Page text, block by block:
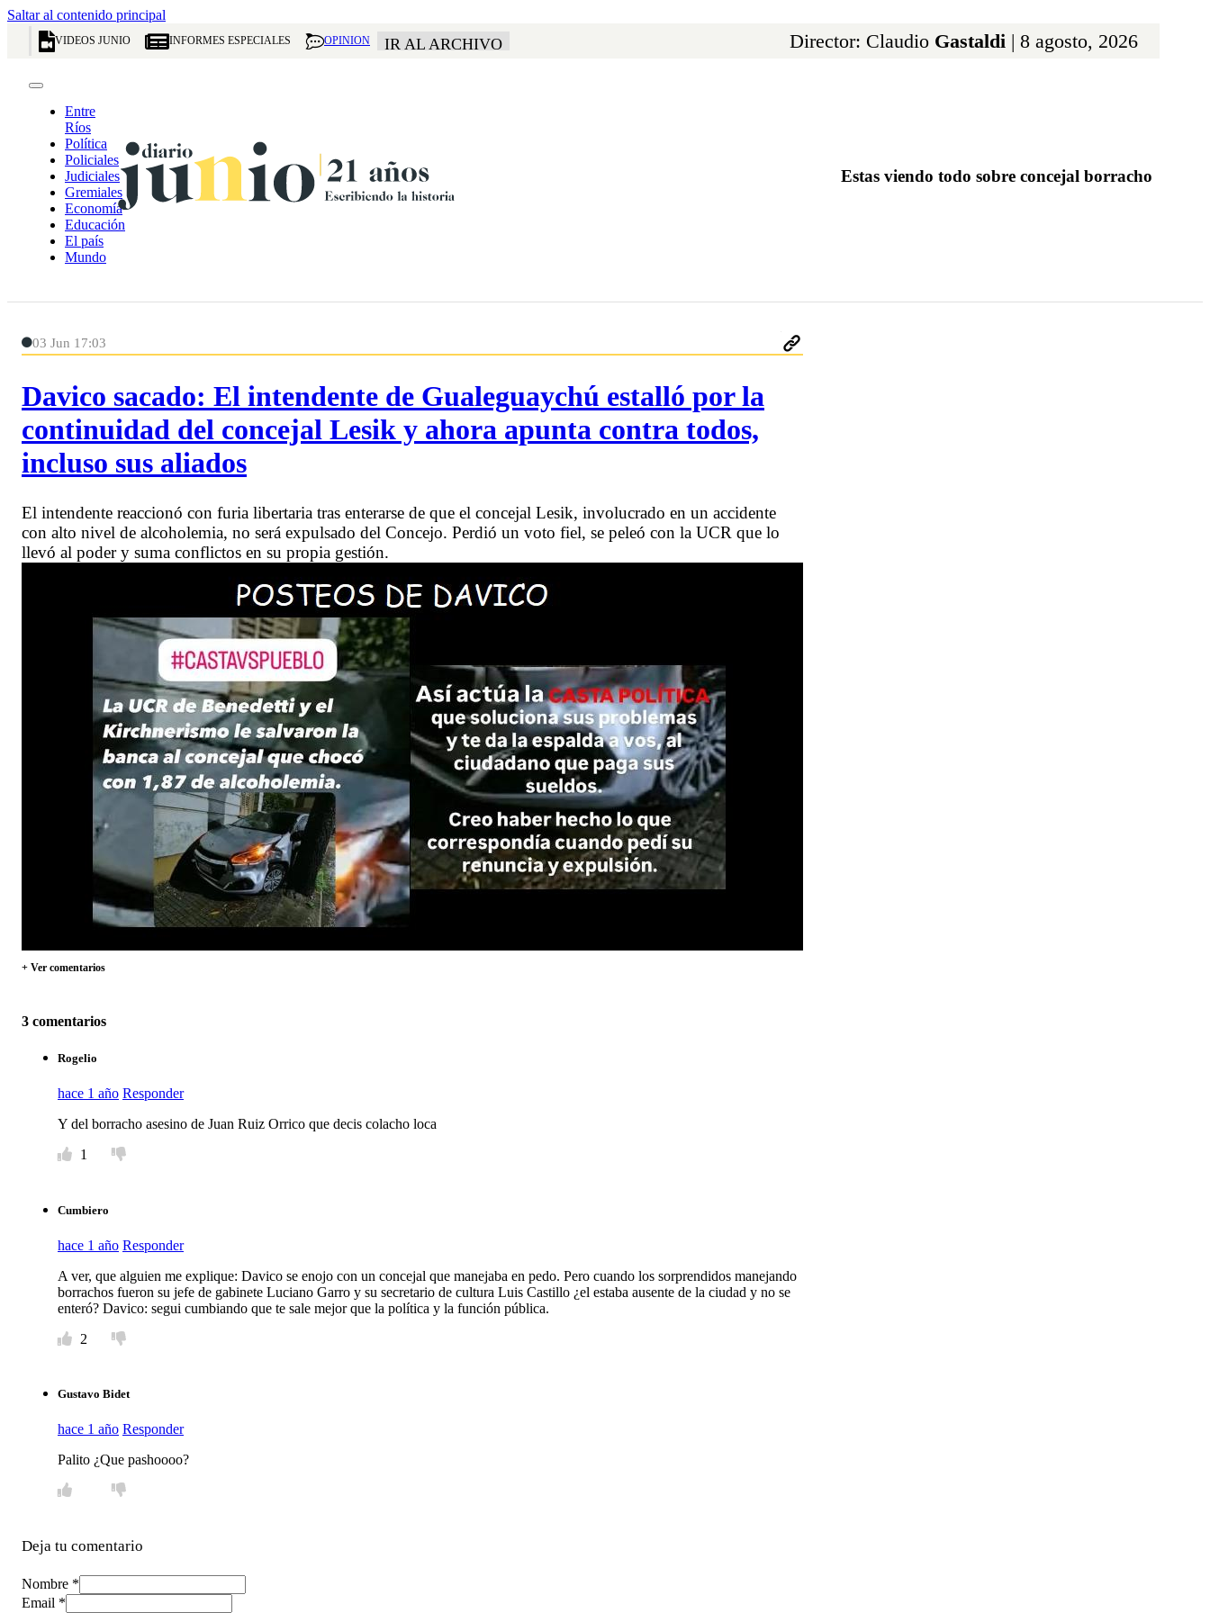
Saltar al contenido principal
VIDEOS JUNIO INFORMES ESPECIALES OPINION IR AL ARCHIVO Director: Claudio Gastaldi | 8 agosto, 2026
Entre
Ríos
Política
Policiales
Judiciales
Gremiales
Economía
Educación
El país
Mundo
Estas viendo todo sobre concejal borracho
03 Jun 17:03
Davico sacado: El intendente de Gualeguaychú estalló por la
continuidad del concejal Lesik y ahora apunta contra todos,
incluso sus aliados
El intendente reaccionó con furia libertaria tras enterarse de que el concejal Lesik, involucrado en un accidente
con alto nivel de alcoholemia, no será expulsado del Concejo. Perdió un voto fiel, se peleó con la UCR que lo
llevó al poder y suma conflictos en su propia gestión.
+ Ver comentarios
3 comentarios
Rogelio
hace 1 año Responder
Y del borracho asesino de Juan Ruiz Orrico que decis colacho loca
1
Cumbiero
hace 1 año Responder
A ver, que alguien me explique: Davico se enojo con un concejal que manejaba en pedo. Pero cuando los sorprendidos manejando
borrachos fueron su jefe de gabinete Luciano Garro y su secretario de cultura Luis Castillo ¿el estaba ausente de la ciudad y no se
enteró? Davico: segui cumbiando que te sale mejor que la política y la función pública.
2
Gustavo Bidet
hace 1 año Responder
Palito ¿Que pashoooo?
Deja tu comentario
Nombre *
Email *